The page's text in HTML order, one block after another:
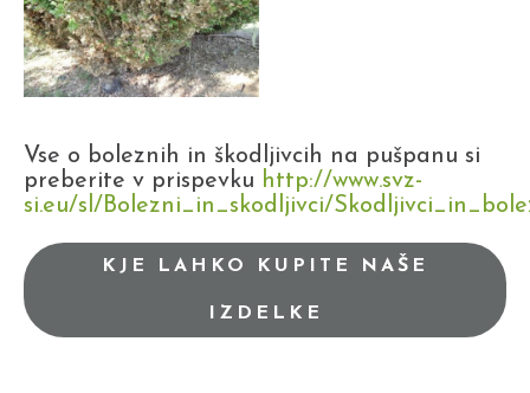
Vse o boleznih in škodljivcih na pušpanu si
preberite v prispevku http://www.svz-
si.eu/sl/Bolezni_in_skodljivci/
KJE LAHKO KUPITE NAŠE
IZDELKE